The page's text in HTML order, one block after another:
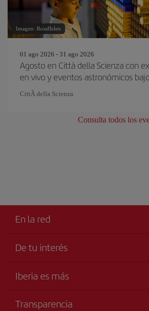
Imagen: RossHelen
01 ago 2026 - 31 ago 2026
Agosto en Città della Scienza con
en vivo y eventos astronómicos
CittÃ della Scienza
Consulta todos los
En la red
De tu interés
Accesibilidad
Iberia es más
Transparencia